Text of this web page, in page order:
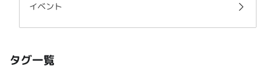
イベント
タグ一覧